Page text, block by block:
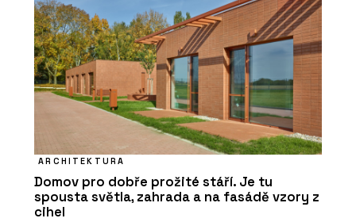
ARCHITEKTURA
Domov pro dobře prožité stáří. Je tu
spousta světla, zahrada a na fasádě vzory z
cihel